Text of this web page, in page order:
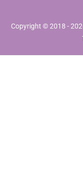
Copyright © 2018 -